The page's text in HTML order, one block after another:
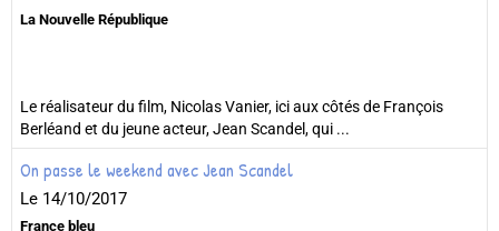
La Nouvelle République
Le réalisateur du film, Nicolas Vanier, ici aux côtés de François
Berléand et du jeune acteur, Jean Scandel, qui ...
On passe le weekend avec Jean Scandel
Le 14/10/2017
France bleu